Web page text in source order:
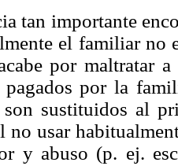
tan importante
el familiar no
por maltratar
pagados por la
sustituidos al
no usar
y abuso (p. ej.